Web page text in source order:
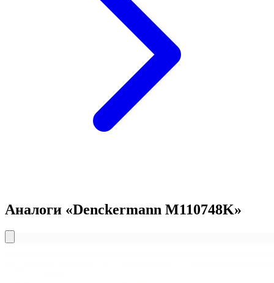
Аналоги «Denckermann M110748K»